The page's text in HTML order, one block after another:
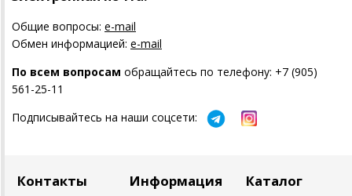
Общие вопросы: e-mail
Обмен информацией: e-mail
По всем вопросам обращайтесь по телефону: +7 (905)
561-25-11
Подписывайтесь на наши соцсети:
Контакты Информация Каталог